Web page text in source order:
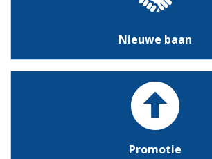
Nieuwe baan
Promotie